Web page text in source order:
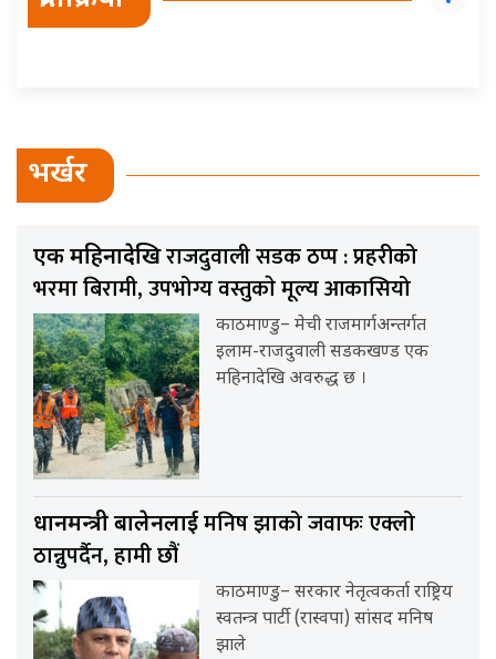
भर्खर
एक महिनादेखिराजदुवाली सडक ठप्प : प्रहरीको
भरमा बिरामी, उपभोग्य वस्तुकाे मूल्य आकासियो
काठमाण्डु– मेची राजमार्गअन्तर्गत
इलाम-राजदुवाली सडकखण्ड एक
महिनादेखि अवरुद्ध छ ।
प्रधानमन्त्री बालेनलाईमनिष झाको जवाफः एक्लो
ठान्नुपर्दैन, हामी छौं
काठमाण्डु– सरकार नेतृत्वकर्ता राष्ट्रिय
स्वतन्त्र पार्टी (रास्वपा) सांसद मनिष
झाले